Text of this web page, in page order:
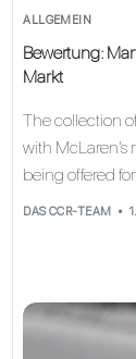
ALLGEMEIN
Bewertung:
Markt
The collection
with
being offered
DAS CCR-TEAM